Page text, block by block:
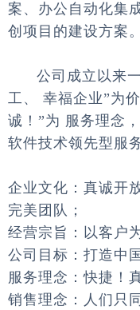
案、办公自动化集
创项目的建设方案。
公司成立以来一
工、 幸福企业”为
诚！”为 服务理念
软件技术领先型服
企业文化：真诚开
完美团队；
经营宗旨：以客户
公司目标：打造中
服务理念：快捷！
销售理念：人们只